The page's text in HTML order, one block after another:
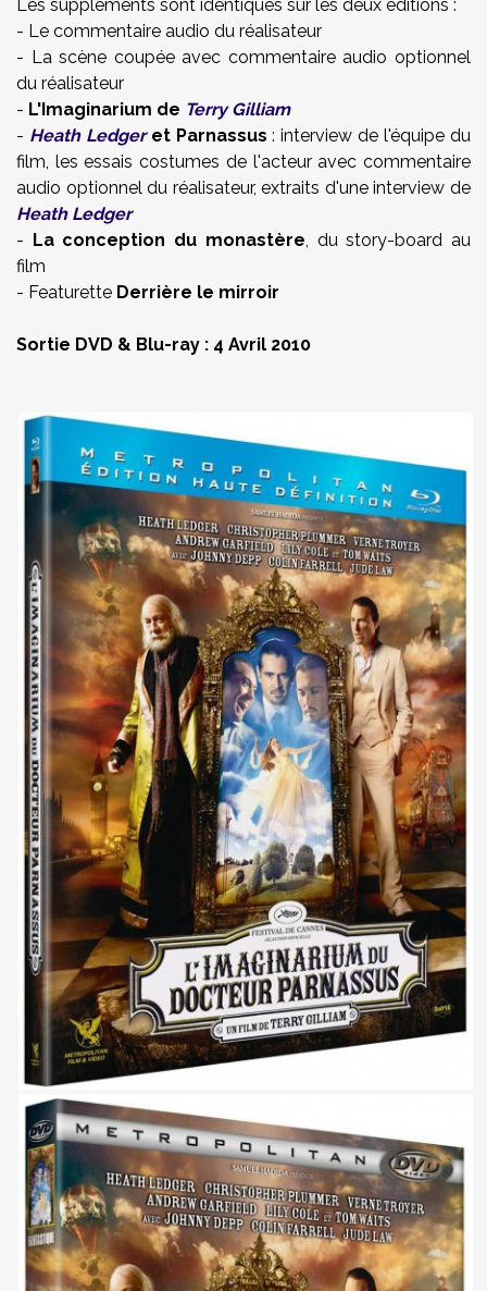
Les suppléments sont identiques sur les deux éditions :
- Le commentaire audio du réalisateur
- La scène coupée avec commentaire audio optionnel
du réalisateur
- L'Imaginarium de Terry Gilliam
- Heath Ledgeret Parnassus : interview de l'équipe du
film, les essais costumes de l'acteur avec commentaire
audio optionnel du réalisateur, extraits d'une interview de
Heath Ledger
- La conception du monastère, du story-board au
film
- Featurette Derrière le mirroir
Sortie DVD & Blu-ray : 4 Avril 2010